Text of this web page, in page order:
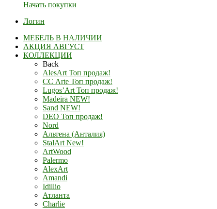
Начать покупки
Логин
МЕБЕЛЬ В НАЛИЧИИ
АКЦИЯ АВГУСТ
КОЛЛЕКЦИИ
Back
AlesArt Топ продаж!
СС Arte Топ продаж!
Lugos’Art Топ продаж!
Madeira NEW!
Sand NEW!
DEO Топ продаж!
Nord
Альтена (Анталия)
StalArt New!
ArtWood
Palermo
AlexArt
Amandi
Idillio
Атланта
Charlie